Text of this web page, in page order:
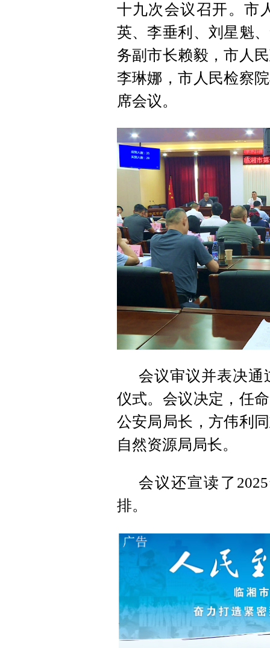
十九次会议召开。市
英、李垂利、刘星魁
务副市长赖毅，市人
李琳娜，市人民检察
席会议。
会议审议并表决通
仪式。会议决定，任
公安局局长，方伟利
自然资源局局长。
会议还宣读了
排。